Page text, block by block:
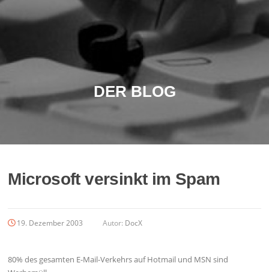
DER BLOG
Microsoft versinkt im Spam
19. Dezember 2003 Autor: DocX
80% des gesamten E-Mail-Verkehrs auf Hotmail und MSN sind